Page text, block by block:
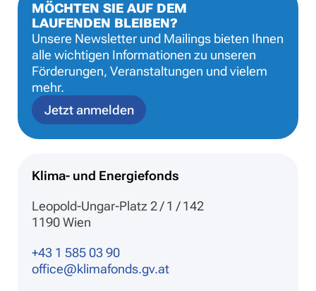
MÖCHTEN SIE AUF DEM
LAUFENDEN BLEIBEN?
Unsere Newsletter und Mailings bieten Ihnen
alle wichtigen Informationen zu unseren
Förderungen, Veranstaltungen und vielem
mehr.
Jetzt anmelden
Klima- und Energiefonds
Leopold-Ungar-Platz 2 / 1 / 142
1190 Wien
+43 1 585 03 90
office@klimafonds.gv.at